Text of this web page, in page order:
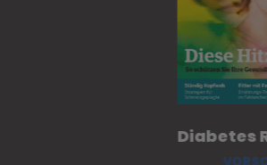
Diabetes